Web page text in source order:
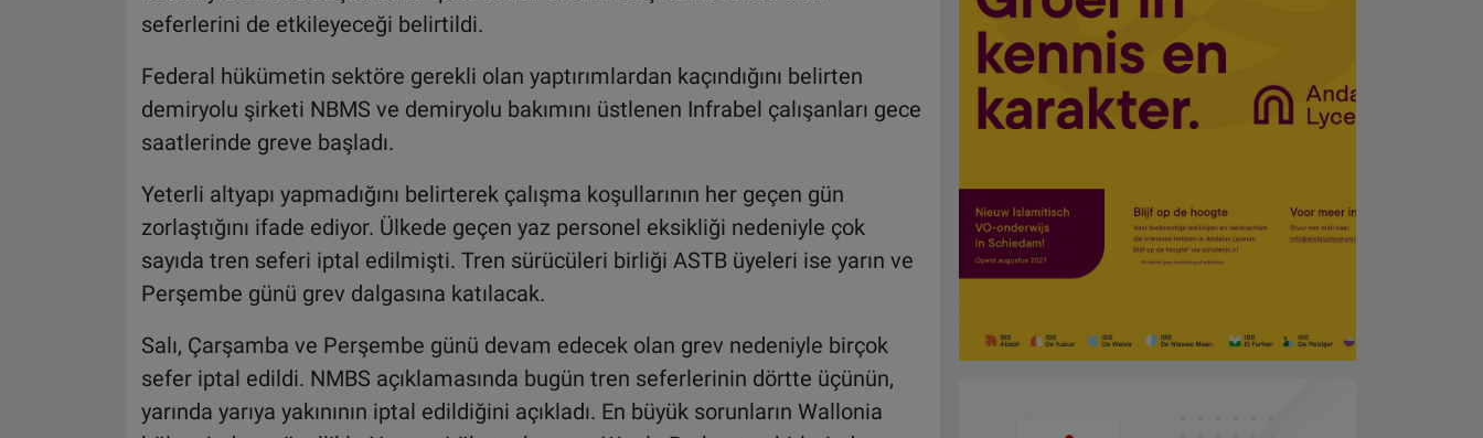
seferlerini de etkileyeceği belirtildi.
Federal hükümetin sektöre gerekli olan yaptırımlardan kaçındığını belirten
demiryolu şirketi NBMS ve demiryolu bakımını üstlenen Infrabel çalışanları gece
saatlerinde greve başladı.
Yeterli altyapı yapmadığını belirterek çalışma koşullarının her geçen gün
zorlaştığını ifade ediyor. Ülkede geçen yaz personel eksikliği nedeniyle çok
sayıda tren seferi iptal edilmişti. Tren sürücüleri birliği ASTB üyeleri ise yarın ve
Perşembe günü grev dalgasına katılacak.
Salı, Çarşamba ve Perşembe günü devam edecek olan grev nedeniyle birçok
sefer iptal edildi. NMBS açıklamasında bugün tren seferlerinin dörtte üçünün,
yarında yarıya yakınının iptal edildiğini açıkladı. En büyük sorunların Wallonia